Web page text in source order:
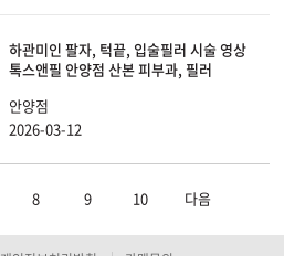
하관미인 팔자, 턱끝, 입술필러 시술 영상
톡스앤필 안양점 산본 피부과, 필러
안양점
2026-03-12
8 9 10 다음